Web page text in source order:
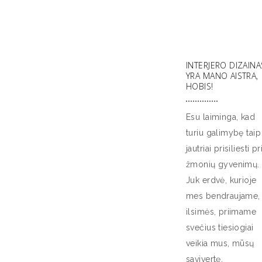
INTERJERO
YRA MANO AISTRA,
HOBIS!
Esu laiminga, kad
turiu galimybę taip
jautriai prisiliesti
žmonių gyvenimų.
Juk erdvė, kurioje
mes bendraujame,
ilsimės, priimame
svečius tiesiogiai
veikia mus, mūsų
savivertę.